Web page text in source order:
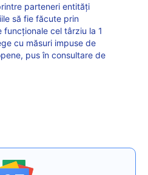
parteneri entități
să fie făcute prin
cel târziu la 1
cu măsuri impuse de
pus în consultare de